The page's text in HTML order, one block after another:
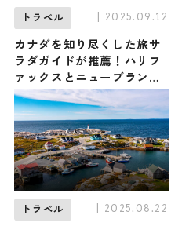
トラベル | 2025.09.12
カナダを知り尽くした旅サ
ラダガイドが推薦！ハリフ
ァックスとニューブランズ
ウィック州の観光・グル
メ・お土産情報
トラベル | 2025.08.22